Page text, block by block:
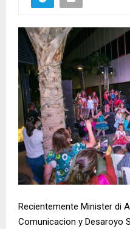
Recientemente Minister di
Comunicacion y Desaroyo